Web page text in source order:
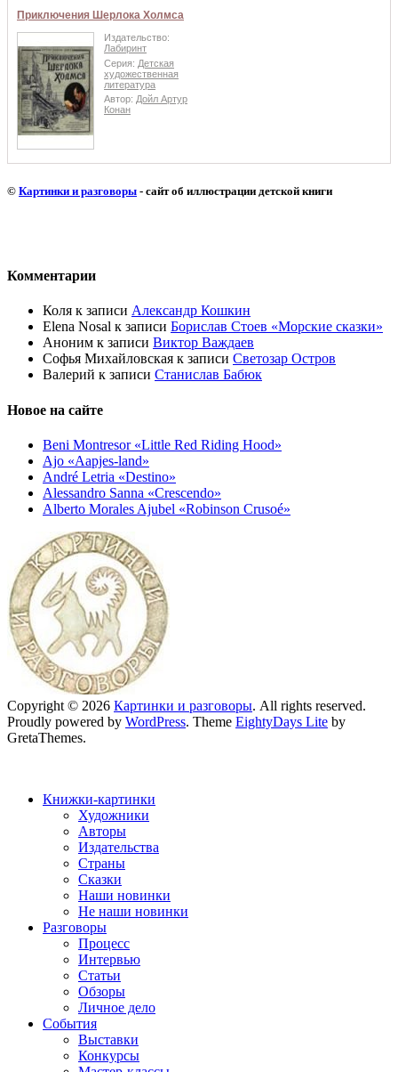
Приключения Шерлока Холмса
Издательство:
Лабиринт
Серия: Детская
художественная
литература
Автор: Дойл Артур
Конан
© Картинки и разговоры - сайт об иллюстрации детской книги
Комментарии
Коля к записи Александр Кошкин
Elena Nosal к записи Борислав Стоев «Морские сказки»
Аноним к записи Виктор Важдаев
Софья Михайловская к записи Светозар Остров
Валерий к записи Станислав Бабюк
Новое на сайте
Beni Montresor «Little Red Riding Hood»
Ajo «Aapjes-land»
André Letria «Destino»
Alessandro Sanna «Crescendo»
Alberto Morales Ajubel «Robinson Crusoé»
Copyright © 2026 Картинки и разговоры. All rights reserved.
Proudly powered by WordPress. Theme EightyDays Lite by
GretaThemes.
Книжки-картинки
Художники
Авторы
Издательства
Страны
Сказки
Наши новинки
Не наши новинки
Разговоры
Процесс
Интервью
Статьи
Обзоры
Личное дело
События
Выставки
Конкурсы